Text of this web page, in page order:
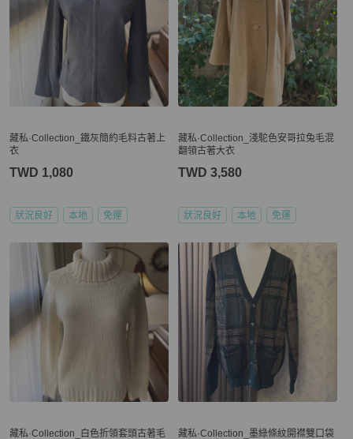
藏私·Collection_鐵灰簡約毛料古著上
衣
TWD 1,080
狀況良好 本地 免運
藏私·Collection_淺駝色安哥拉兔毛混
翻領古著大衣
TWD 3,580
狀況良好 本地 免運
藏私·Collection_白色折領套頭古著毛
藏私·Collection_墨綠條紋開襟雙口袋